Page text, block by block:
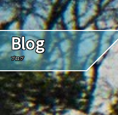
Blog
ブログ